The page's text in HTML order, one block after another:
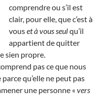
comprendre ou s’il est
clair, pour elle, que c’est à
vouset à vous seulqu’il
appartient de quitter
sien propre.
pas ce que nous
qu’elle ne peut pas
une personne « vers